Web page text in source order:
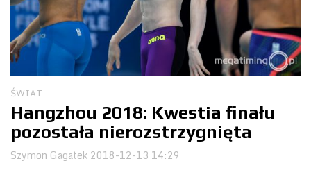
Psychologia
Obozy
ŚWIAT
Hangzhou 2018: Kwestia finału
pozostała nierozstrzygnięta
Szymon Gagatek 2018-12-13 14:29